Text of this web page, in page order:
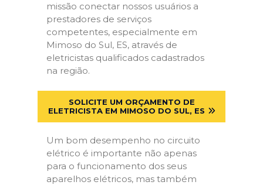
missão conectar nossos usuários a
prestadores de serviços
competentes, especialmente em
Mimoso do Sul, ES, através de
eletricistas qualificados cadastrados
na região.
SOLICITE UM ORÇAMENTO DE
ELETRICISTA EM MIMOSO DO SUL, ES
Um bom desempenho no circuito
elétrico é importante não apenas
para o funcionamento dos seus
aparelhos elétricos, mas também